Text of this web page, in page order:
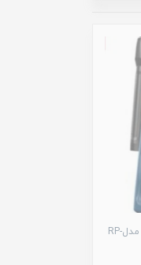
کارواش 170 بار یونیورسال رونیکس مدلRP-